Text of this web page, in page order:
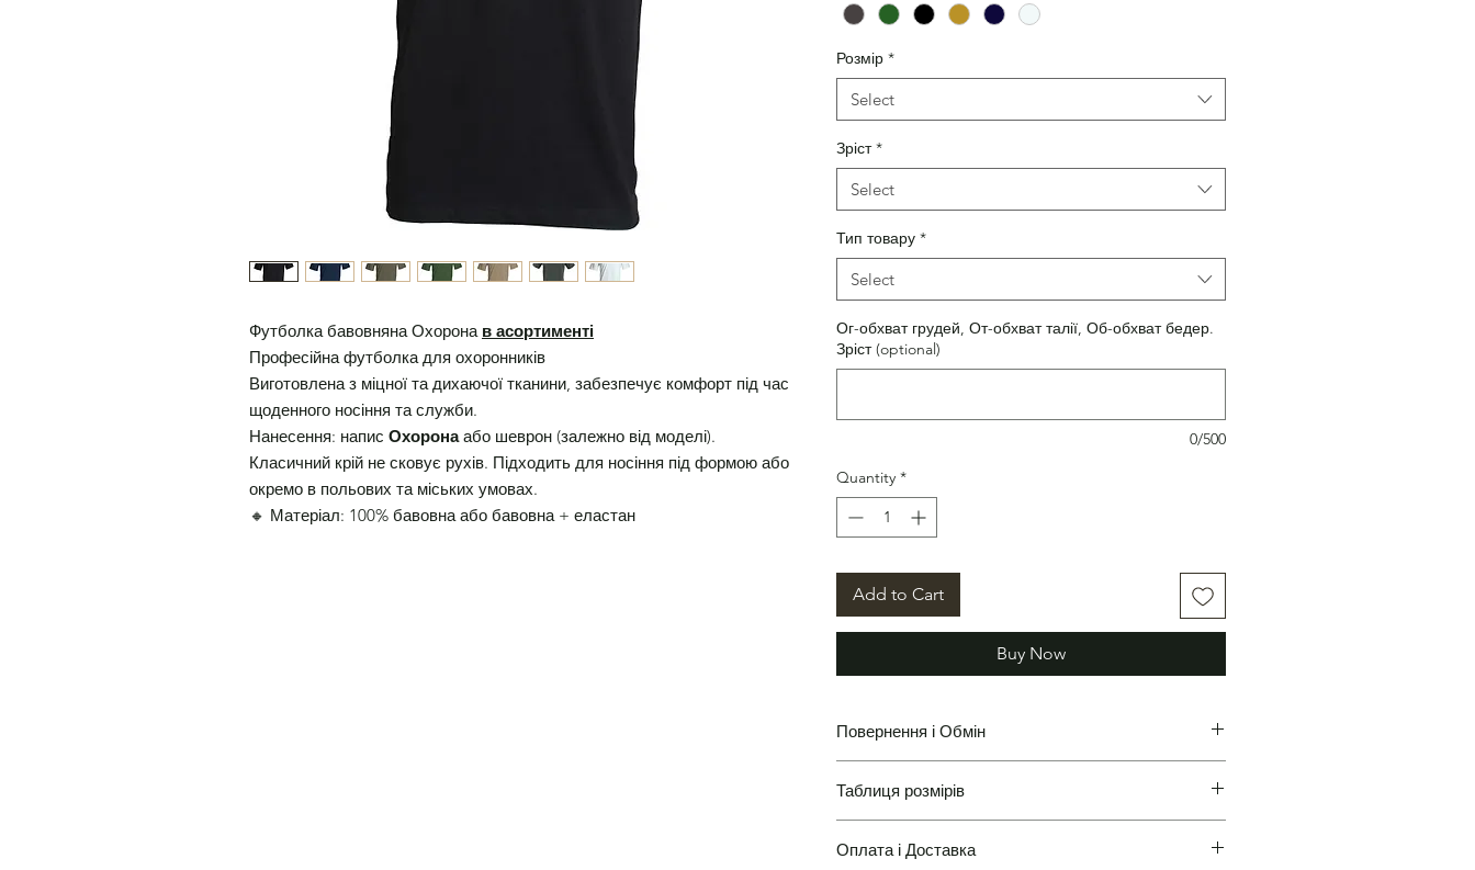
Футболка бавовняна Охорона в асортименті
Професійна футболка для охоронників
Виготовлена з міцної та дихаючої тканини, забезпечує комфорт під час
щоденного носіння та служби.
Нанесення: напис Охоронаабо шеврон (залежно від моделі).
Класичний крій не сковує рухів. Підходить для носіння під формою або
окремо в польових та міських умовах.
🔸 Матеріал: 100% бавовна або бавовна + еластан
Розмір *
Select
Зріст *
Select
Тип товару *
Select
Ог-обхват грудей, От-обхват талії, Об-обхват бедер.
Зріст (optional)
0/500
Quantity *
Add to Cart
Buy Now
Повернення і Обмін
Повернення і Обмін
Таблиця розмірів
Таблиці розмірів одягу
Оплата і Доставка